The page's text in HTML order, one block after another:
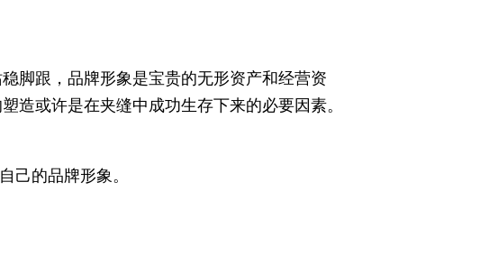
脚跟，品牌形象是宝贵的无形资产和经营资
造或许是在夹缝中成功生存下来的必要因素。
己的品牌形象。